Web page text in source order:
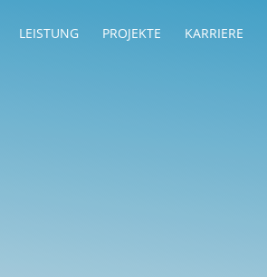
LEISTUNG PROJEKTE KARRIERE